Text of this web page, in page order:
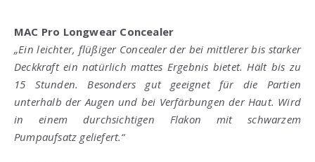
MAC Pro Longwear Concealer
„Ein leichter, flüßiger Concealer der bei mittlerer bis starker
Deckkraft ein natürlich mattes Ergebnis bietet. Hält bis zu
15 Stunden. Besonders gut geeignet für die Partien
unterhalb der Augen und bei Verfärbungen der Haut. Wird
in einem durchsichtigen Flakon mit schwarzem
Pumpaufsatz geliefert.“